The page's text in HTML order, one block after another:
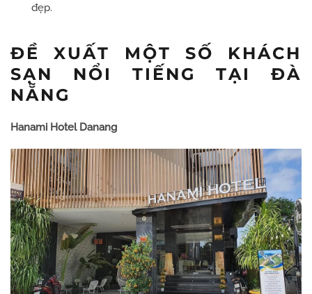
đẹp.
ĐỀ XUẤT MỘT SỐ KHÁCH
SẠN NỔI TIẾNG TẠI ĐÀ
NẴNG
Hanami Hotel Danang